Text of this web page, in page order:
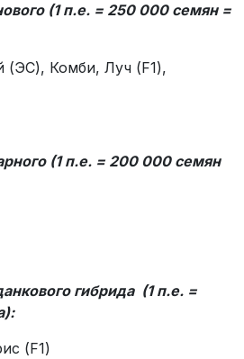
(1 п.е. = 250 000 семян =
(ЭС), Комби, Луч (F1),
(1 п.е. = 200 000 семян
гибрида (1 п.е. =
(F1)